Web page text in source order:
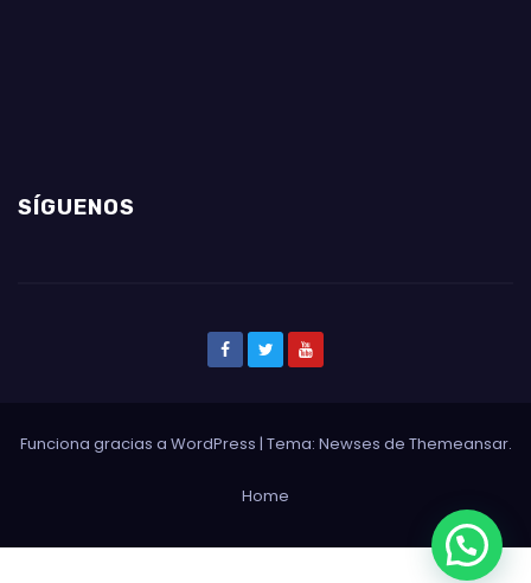
SÍGUENOS
Funciona gracias a WordPress | Tema: Newses de Themeansar.
Home